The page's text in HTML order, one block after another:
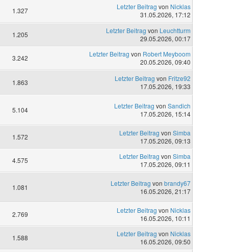
1.327 Letzter Beitrag von Nicklas
31.05.2026, 17:12
1.205 Letzter Beitrag von Leuchtturm
29.05.2026, 00:17
3.242 Letzter Beitrag von Robert Meyboom
20.05.2026, 09:40
1.863 Letzter Beitrag von Fritze92
17.05.2026, 19:33
5.104 Letzter Beitrag von Sandich
17.05.2026, 15:14
1.572 Letzter Beitrag von Simba
17.05.2026, 09:13
4.575 Letzter Beitrag von Simba
17.05.2026, 09:11
1.081 Letzter Beitrag von brandy67
16.05.2026, 21:17
2.769 Letzter Beitrag von Nicklas
16.05.2026, 10:11
1.588 Letzter Beitrag von Nicklas
16.05.2026, 09:50